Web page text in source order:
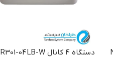
دستگاه 4 کانال NVR301-04LB-W